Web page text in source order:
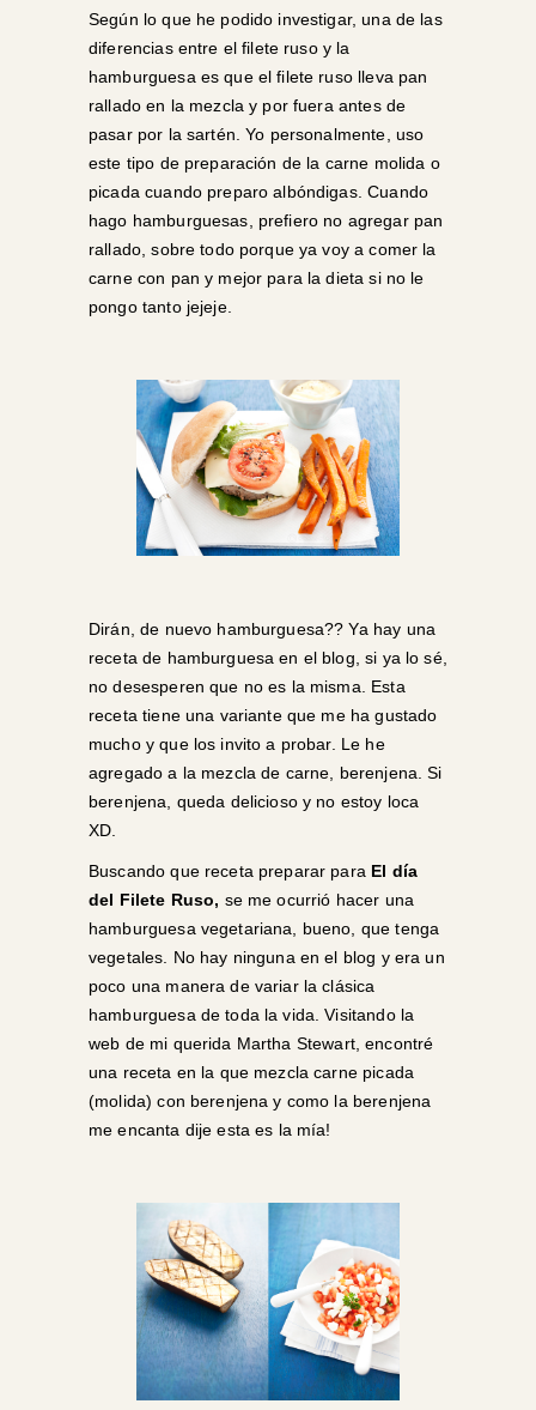
Según lo que he podido investigar, una de las
diferencias entre el filete ruso y la
hamburguesa es que el filete ruso lleva pan
rallado en la mezcla y por fuera antes de
pasar por la sartén. Yo personalmente, uso
este tipo de preparación de la carne molida o
picada cuando preparo albóndigas. Cuando
hago hamburguesas, prefiero no agregar pan
rallado, sobre todo porque ya voy a comer la
carne con pan y mejor para la dieta si no le
pongo tanto jejeje.
Dirán, de nuevo hamburguesa?? Ya hay una
receta de hamburguesa en el blog, si ya lo sé,
no desesperen que no es la misma. Esta
receta tiene una variante que me ha gustado
mucho y que los invito a probar. Le he
agregado a la mezcla de carne, berenjena. Si
berenjena, queda delicioso y no estoy loca
XD.
Buscando que receta preparar para El día
del Filete Ruso, se me ocurrió hacer una
hamburguesa vegetariana, bueno, que tenga
vegetales. No hay ninguna en el blog y era un
poco una manera de variar la clásica
hamburguesa de toda la vida. Visitando la
web de mi querida Martha Stewart, encontré
una receta en la que mezcla carne picada
(molida) con berenjena y como la berenjena
me encanta dije esta es la mía!